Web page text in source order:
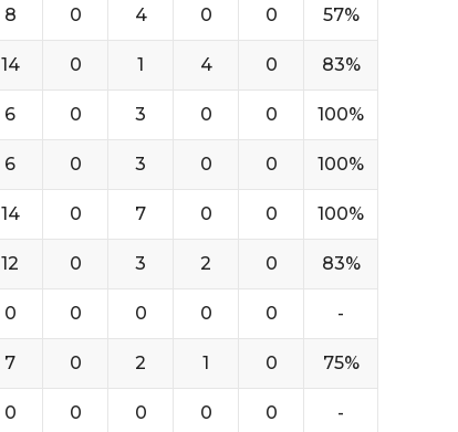
8 0 4 0 0 57%
14 0 1 4 0 83%
6 0 3 0 0 100%
6 0 3 0 0 100%
14 0 7 0 0 100%
12 0 3 2 0 83%
0 0 0 0 0 -
7 0 2 1 0 75%
0 0 0 0 0 -